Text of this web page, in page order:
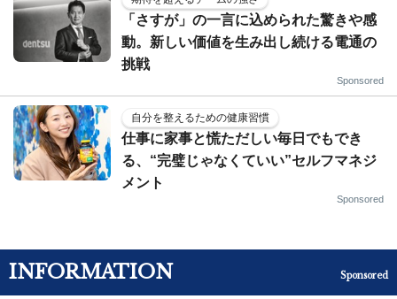
「さすが」の一言に込められた驚きや感
動。新しい価値を生み出し続ける電通の
挑戦
Sponsored
自分を整えるための健康習慣
仕事に家事と慌ただしい毎日でもでき
る、“完璧じゃなくていい”セルフマネジ
メント
Sponsored
INFORMATION Sponsored